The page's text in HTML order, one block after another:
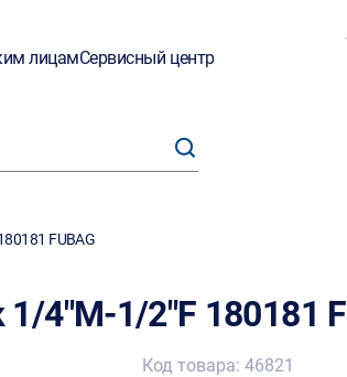
лицамСервисный центр
FUBAG
4"M-1/2"F 180181
Код товара: 46821